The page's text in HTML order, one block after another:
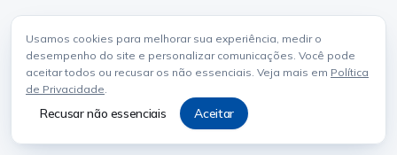
Usamos cookies para melhorar sua experiência, medir o
desempenho do site e personalizar comunicações. Você pode
aceitar todos ou recusar os não essenciais. Veja mais em Política
de Privacidade.
Recusar não essenciais Aceitar